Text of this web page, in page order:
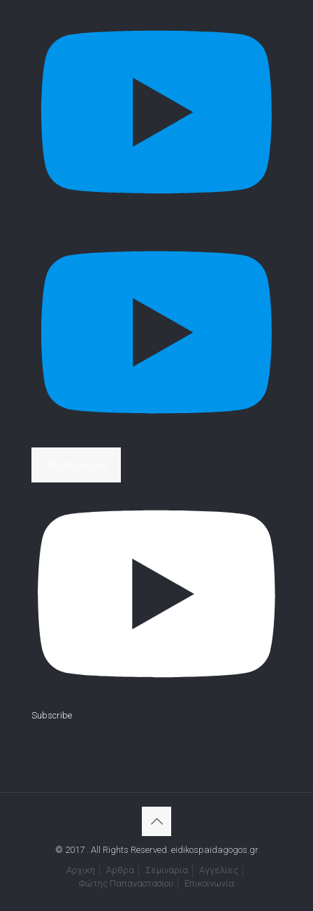
Subscribe
© 2017 . All Rights Reserved. eidikospaidagogos.gr
Αρχική
Άρθρα Σεμινάρια
Αγγελίες
Φώτης Παπαναστασίου
Επικοινωνία